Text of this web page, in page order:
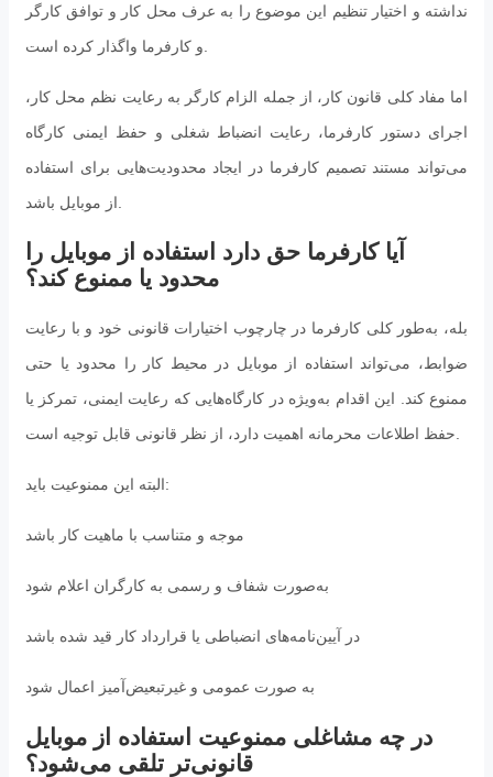
نداشته و اختیار تنظیم این موضوع را به عرف محل کار و توافق کارگر
اما مفاد کلی قانون کار، از جمله الزام کارگر به رعایت نظم محل کار،
اجرای دستور کارفرما، رعایت انضباط شغلی و حفظ ایمنی کارگاه
می‌تواند مستند تصمیم کارفرما در ایجاد محدودیت‌هایی برای استفاده
آیا کارفرما حق دارد استفاده از موبایل را
محدود یا ممنوع کند؟
بله، به‌طور کلی کارفرما در چارچوب اختیارات قانونی خود و با رعایت
ضوابط، می‌تواند استفاده از موبایل در محیط کار را محدود یا حتی
ممنوع کند. این اقدام به‌ویژه در کارگاه‌هایی که رعایت ایمنی، تمرکز یا
حفظ اطلاعات محرمانه اهمیت دارد، از نظر قانونی قابل توجیه است.
البته این ممنوعیت باید:
موجه و متناسب با ماهیت کار باشد
به‌صورت شفاف و رسمی به کارگران اعلام شود
در آیین‌نامه‌های انضباطی یا قرارداد کار قید شده باشد
به صورت عمومی و غیرتبعیض‌آمیز اعمال شود
در چه مشاغلی ممنوعیت استفاده از موبایل
قانونی‌تر تلقی می‌شود؟